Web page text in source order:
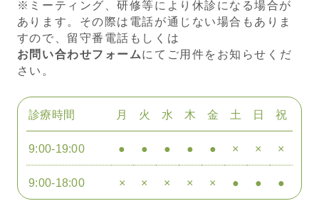
※ミーティング、研修等により休診になる場合が
あります。その際は電話が通じない場合もありま
すので、留守番電話もしくは
お問い合わせフォームにてご用件をお知らせくだ
さい。
診療時間 月 火 水 木 金 土 日 祝
9:00-19:00 ● ● ● ● ● × × ×
9:00-18:00 × × × × × ● ● ●